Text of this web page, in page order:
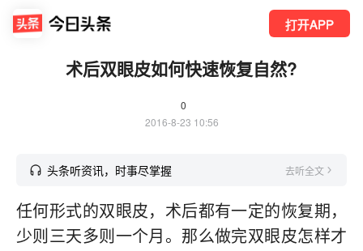
打开APP
术后双眼皮如何快速恢复自然?
0
2016-8-23 10:56
头条听资讯，时事尽掌握 去听全文
任何形式的双眼皮，术后都有一定的恢复期，
少则三天多则一个月。那么做完双眼皮怎样才